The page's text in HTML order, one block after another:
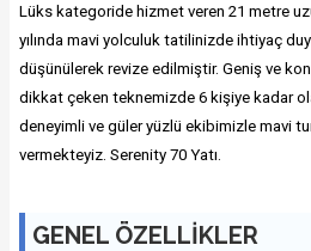
Lüks kategoride hizmet veren 21 metre
yılında mavi yolculuk tatilinizde ihtiyaç
düşünülerek revize edilmiştir. Geniş ve
dikkat çeken teknemizde 6 kişiye kadar
deneyimli ve güler yüzlü ekibimizle mavi
vermekteyiz. Serenity 70 Yatı.
GENEL ÖZELLİKLER